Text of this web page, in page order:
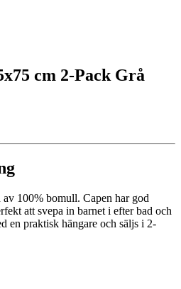
cm 2-Pack Grå
100% bomull. Capen har god
att svepa in barnet i efter bad och
en praktisk hängare och säljs i 2-